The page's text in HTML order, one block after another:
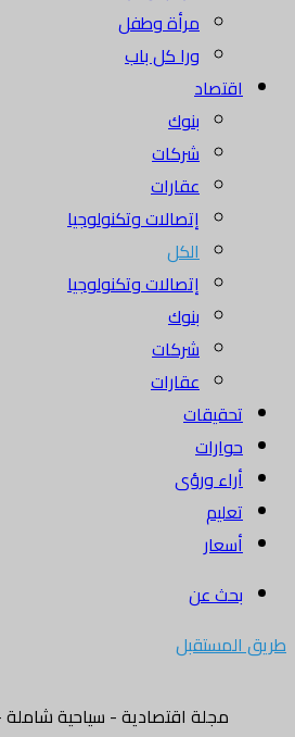
مرأة وطفل
ورا كل باب
اقتصاد
بنوك
شركات
عقارات
إتصالات وتكنولوجيا
الكل
إتصالات وتكنولوجيا
بنوك
شركات
عقارات
تحقيقات
حوارات
أراء ورؤى
تعليم
أسعار
بحث عن
طريق المستقبل
مجلة اقتصادية - سياحية شاملة